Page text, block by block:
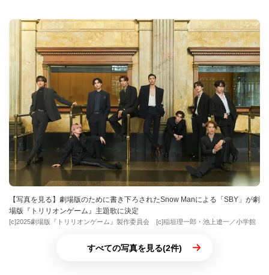
【写真を見る】劇場版のために書き下ろされたSnow Manによる「SBY」が劇
場版『トリリオンゲーム』主題歌に決定
[c]2025劇場版『トリリオンゲーム』製作委員会 [c]稲垣理一郎・池上遼一／小学館
すべての写真を見る(2件)